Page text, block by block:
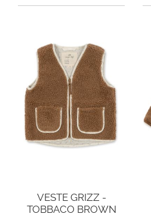
VESTE GRIZZ -
TOBBACO BROWN